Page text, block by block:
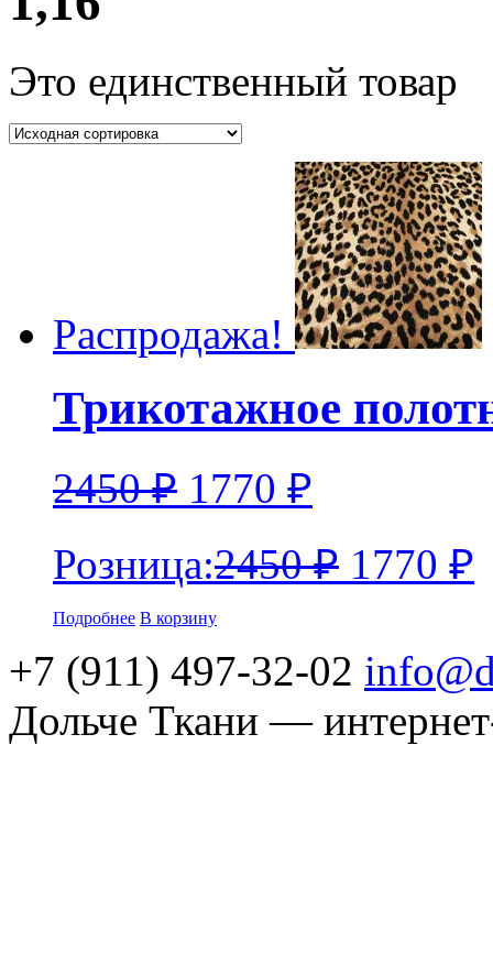
Это единственный товар
Распродажа!
Трикотажное
2450₽ 1770 ₽
Розница:2450₽ 1770 ₽
Подробнее В корзину
+7 (911) 497-32-02
Дольче Ткани —